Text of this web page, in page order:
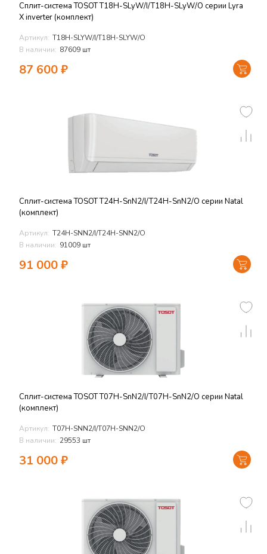
Сплит-система TOSOT T18H-SLyW/I/T18H-SLyW/O серии Lyra
X inverter (комплект)
Артикул: T18H-SLYW/I/T18H-SLYW/O
В наличии: 87609 шт
87 600₽
Сплит-система TOSOT T24H-SnN2/I/T24H-SnN2/O серии Natal
(комплект)
Артикул: T24H-SNN2/I/T24H-SNN2/O
В наличии: 91009 шт
91 000₽
Сплит-система TOSOT T07H-SnN2/I/T07H-SnN2/O серии Natal
(комплект)
Артикул: T07H-SNN2/I/T07H-SNN2/O
В наличии: 29553 шт
31 000₽